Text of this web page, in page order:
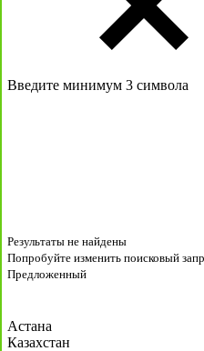
Введите минимум 3 символа
Результаты не найдены
Попробуйте изменить поисковый
Предложенный
Астана
Казахстан